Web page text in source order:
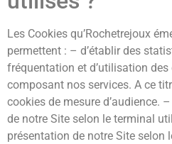
Les Cookies qu’Rochetrejoux
permettent : – d’établir des
fréquentation et d’utilisation
composant nos services. A ce
cookies de mesure d’audience.
de notre Site selon le terminal
présentation de notre Site selon